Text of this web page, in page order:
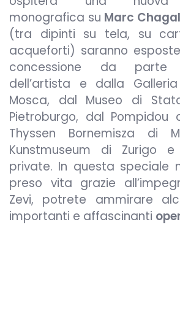
monografica su Marc
(tra dipinti su tela, su
acqueforti) saranno
concessione da
dell’artista e dalla
Mosca, dal Museo di
Pietroburgo, dal Pompidou
Thyssen Bornemisza di
Kunstmuseum di Zurigo
private. In questa speciale
preso vita grazie
Zevi, potrete ammirare
importanti e affascinanti op